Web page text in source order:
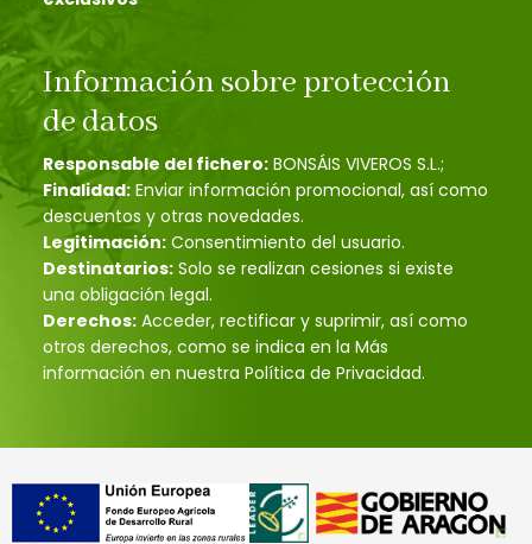
Información sobre protección
de datos
Responsable del fichero: BONSÁIS VIVEROS S.L.;
Finalidad: Enviar información promocional, así como
descuentos y otras novedades.
Legitimación: Consentimiento del usuario.
Destinatarios: Solo se realizan cesiones si existe
una obligación legal.
Derechos: Acceder, rectificar y suprimir, así como
otros derechos, como se indica en la Más
información en nuestra Política de Privacidad.